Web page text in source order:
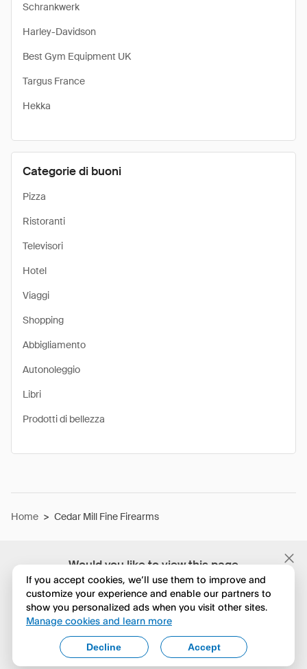
Would you like to view this page
in English?
No, continua a esplorare
Yes, change to English
Schrankwerk
Harley-Davidson
Best Gym Equipment UK
Targus France
Hekka
Categorie di buoni
Pizza
Ristoranti
Televisori
Hotel
Viaggi
Shopping
Abbigliamento
Autonoleggio
Libri
Prodotti di bellezza
Home > Cedar Mill Fine Firearms
If you accept cookies, we’ll use them to improve and
customize your experience and enable our partners to
show you personalized ads when you visit other sites.
Manage cookies and learn more
Accept
Decline